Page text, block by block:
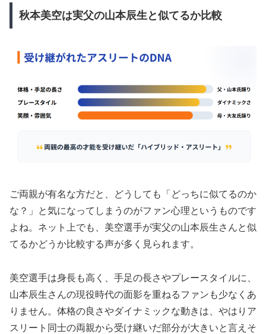
秋本美空は実父の山本辰生と似てるか比較
ご両親が有名な方だと、どうしても「どっちに似てるのか
な？」と気になってしまうのがファン心理というものです
よね。ネット上でも、美空選手が実父の山本辰生さんと似
てるかどうか比較する声が多く見られます。
美空選手は身長も高く、手足の長さやプレースタイルに、
山本辰生さんの現役時代の面影を重ねるファンも少なくあ
りません。体格の良さやダイナミックな動きは、やはりア
スリート同士の両親から受け継いだ部分が大きいと言えそ